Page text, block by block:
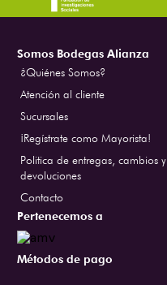
Somos Bodegas Alianza
¿Quiénes Somos?
Atención al cliente
Sucursales
¡Regístrate como Mayorista!
Politica de entregas, cambios y
devoluciones
Contacto
Pertenecemos a
Métodos de pago